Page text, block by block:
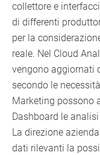
collettore e
di differenti
per la
reale. Nel Cloud
vengono aggiornati
secondo le
Marketing possono
Dashboard le
La direzione
dati rilevanti la